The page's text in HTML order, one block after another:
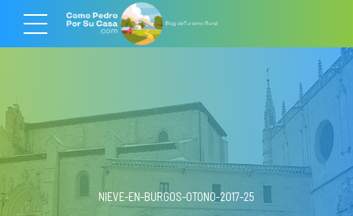
NIEVE-EN-BURGOS-OTONO-2017-25